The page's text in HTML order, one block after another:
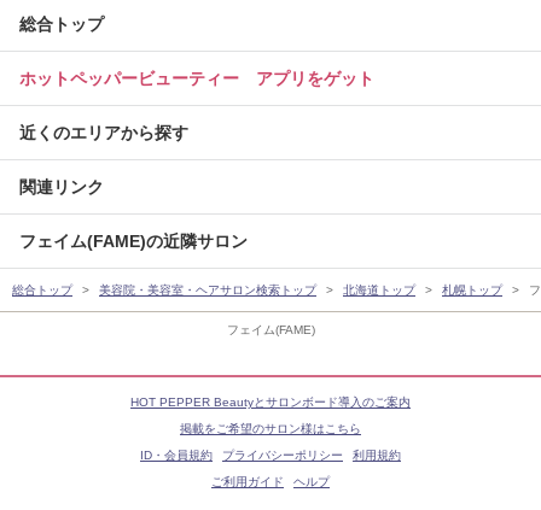
フェイム(FAME)
総合トップ
ホットペッパービューティー アプリをゲット
近くのエリアから探す
関連リンク
フェイム(FAME)の近隣サロン
総合トップ 美容院・美容室・ヘアサロン検索トップ 北海道トップ 札幌トップ
HOT PEPPER Beautyとサロンボード導入のご案内
掲載をご希望のサロン様はこちら
ID・会員規約
プライバシーポリシー
利用規約
ご利用ガイド
ヘルプ